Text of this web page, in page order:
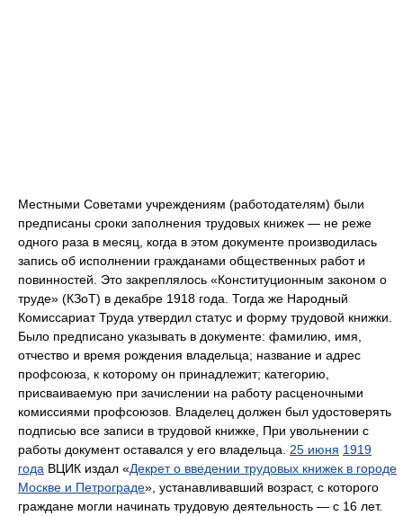
Местными Советами учреждениям (работодателям) были
предписаны сроки заполнения трудовых книжек — не реже
одного раза в месяц, когда в этом документе производилась
запись об исполнении гражданами общественных работ и
повинностей. Это закреплялось «Конституционным законом о
труде» (КЗоТ) в декабре 1918 года. Тогда же Народный
Комиссариат Труда утвердил статус и форму трудовой книжки.
Было предписано указывать в документе: фамилию, имя,
отчество и время рождения владельца; название и адрес
профсоюза, к которому он принадлежит; категорию,
присваиваемую при зачислении на работу расценочными
комиссиями профсоюзов. Владелец должен был удостоверять
подписью все записи в трудовой книжке, При увольнении с
работы документ оставался у его владельца. 25 июня 1919
года ВЦИК издал «Декрет о введении трудовых книжек в городе
Москве и Петрограде», устанавливавший возраст, с которого
граждане могли начинать трудовую деятельность — с 16 лет.